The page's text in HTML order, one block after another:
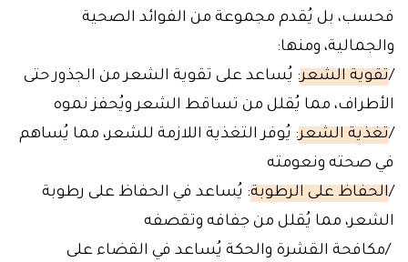
فحسب، بل يُقدم مجموعة من الفوائد الصحية
والجمالية، ومنها:
/تقوية الشعر: يُساعد على تقوية الشعر من الجذور حتى
الأطراف، مما يُقلل من تساقط الشعر ويُحفز نموه
/تغذية الشعر: يُوفر التغذية اللازمة للشعر، مما يُساهم
في صحته ونعومته
/الحفاظ على الرطوبة: يُساعد في الحفاظ على رطوبة
الشعر، مما يُقلل من جفافه وتقصفه
/مكافحة القشرة والحكة يُساعد في القضاء على